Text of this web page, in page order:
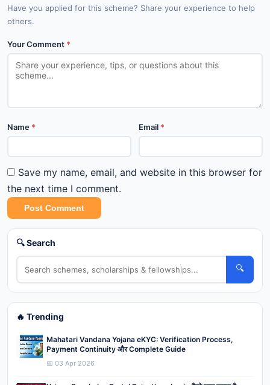
Have you applied for this scheme? Share your experience to help
others.
Your Comment *
Name * Email *
Save my name, email, and website in this browser for
the next time I comment.
Post Comment
🔍 Search
🔍
🔥 Trending
Mahatari Vandana Yojana eKYC: Verification Process,
Payment Continuity और Complete Guide
📅 03 Apr 2026